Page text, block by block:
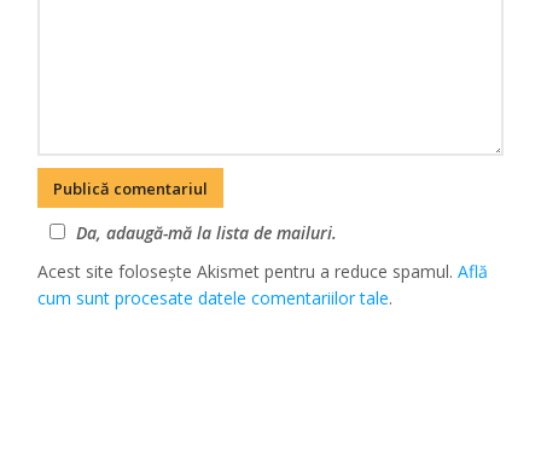
Da, adaugă-mă la lista de mailuri.
Acest site folosește Akismet pentru a reduce spamul.Află
cum sunt procesate datele comentariilor tale.